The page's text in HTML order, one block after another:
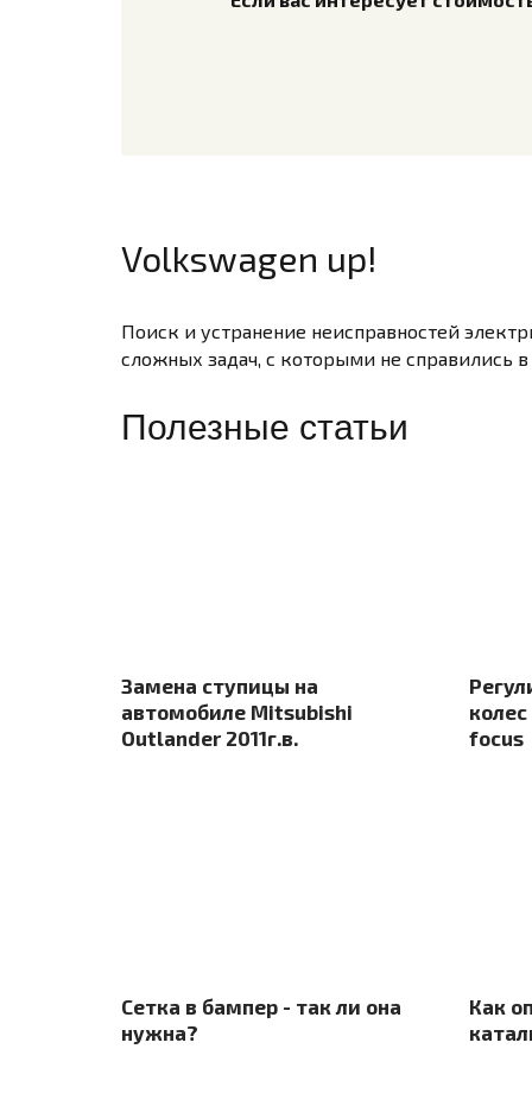
Volkswagen up!
Поиск и устранение неисправностей
сложных задач, с которыми не справились в
Полезные статьи
Замена ступицы на
автомобиле Mitsubishi
Outlander 2011г.в.
focus
Сетка в бампер - так ли она
нужна?
Как